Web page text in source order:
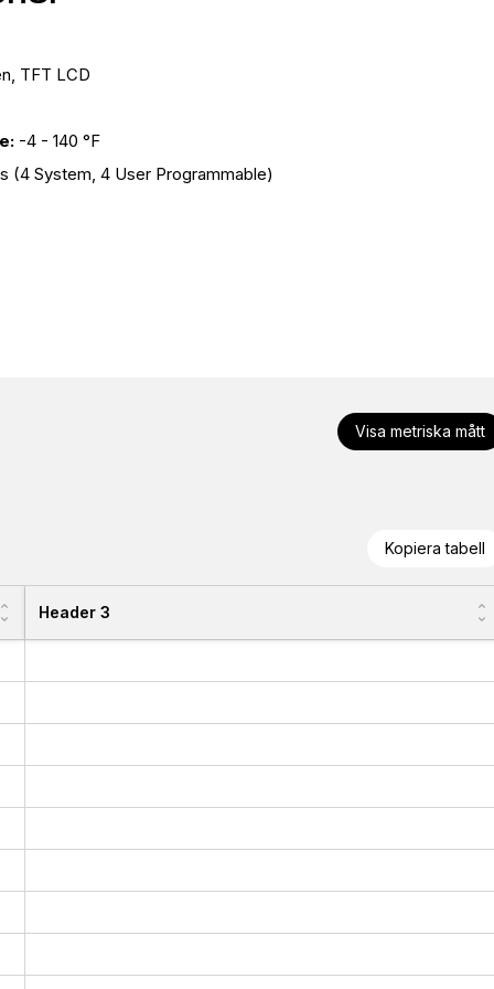
TFT LCD
-4 - 140 °F
(4 System, 4 User Programmable)
Visa metriska mått
Kopiera tabell
Header 3